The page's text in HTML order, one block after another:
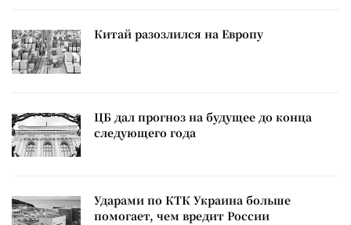
Китай разозлился на Европу
ЦБ дал прогноз на будущее до конца
следующего года
Ударами по КТК Украина больше
помогает, чем вредит России